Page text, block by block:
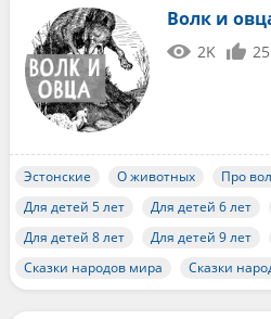
Волк и
2K 25
Эстонские О животных Про
Для детей 5 лет
Для детей 6 лет
Для детей 8 лет
Для детей 9 лет
Сказки народов мира
Сказки